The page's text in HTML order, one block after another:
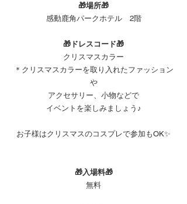
🎁場所🎁
感動鹿角パークホテル　2階
🎁ドレスコード🎁
クリスマスカラー
＊クリスマスカラーを取り入れたファッション
や
アクセサリー、小物などで
イベントを楽しみましょう♪
お子様はクリスマスのコスプレで参加もOK✨
🎁入場料🎁
無料